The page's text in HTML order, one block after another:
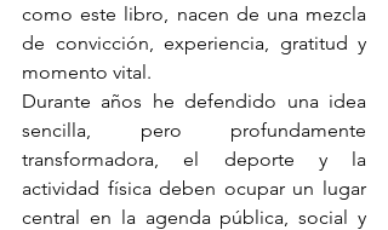
como este libro, nacen de una mezcla
de convicción, experiencia, gratitud y
momento vital.
Durante años he defendido una idea
sencilla, pero profundamente
transformadora, el deporte y la
actividad física deben ocupar un lugar
central en la agenda pública, social y